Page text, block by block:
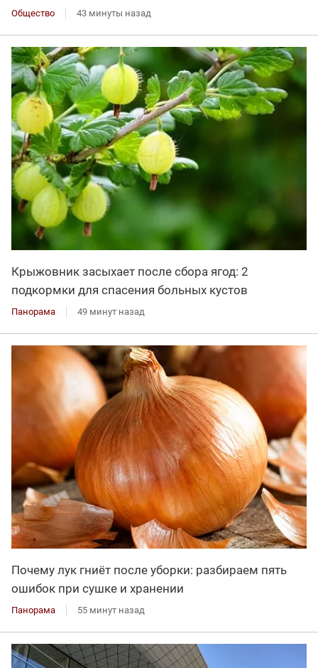
Общество 43 минуты назад
Крыжовник засыхает после сбора ягод: 2
подкормки для спасения больных кустов
Панорама 49 минут назад
Почему лук гниёт после уборки: разбираем пять
ошибок при сушке и хранении
Панорама 55 минут назад